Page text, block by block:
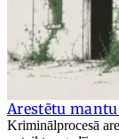
Arestētu
Kriminālprocesā